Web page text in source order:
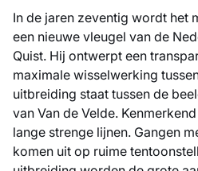
In de jaren zeventig wordt het
een nieuwe vleugel van de
Quist. Hij ontwerpt een
maximale wisselwerking
uitbreiding staat tussen de
van Van de Velde.
lange strenge lijnen. Gangen
komen uit op ruime